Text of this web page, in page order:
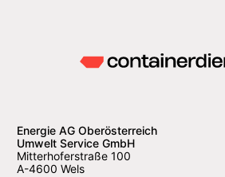
Energie AG Oberösterreich
Umwelt Service GmbH
Mitterhoferstraße 100
A-4600 Wels